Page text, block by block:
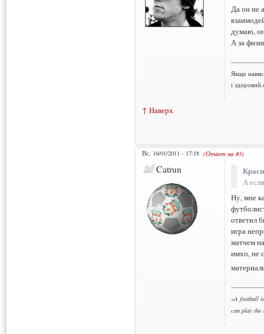
Да он не
думаю,
А за
Якщо
і
↑ Наверх
Вс, 16/01/2011 - 17:18 (Ответ на #3)
Catrun
А
Ну, мне
ответил
игра
матчем
имхо, не
«A football
can play the